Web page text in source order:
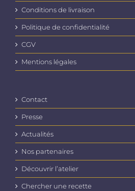
Conditions de livraison
Politique de confidentialité
CGV
Mentions légales
Contact
Presse
Actualités
Nos partenaires
Découvrir l’atelier
Chercher une recette